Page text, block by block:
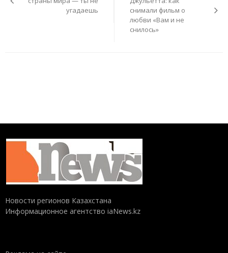
угадаешь
снимали фильм о
любви «Вам и не
снилось»
Новости регионов Казахстана
Информационное агентство iaNews.kz